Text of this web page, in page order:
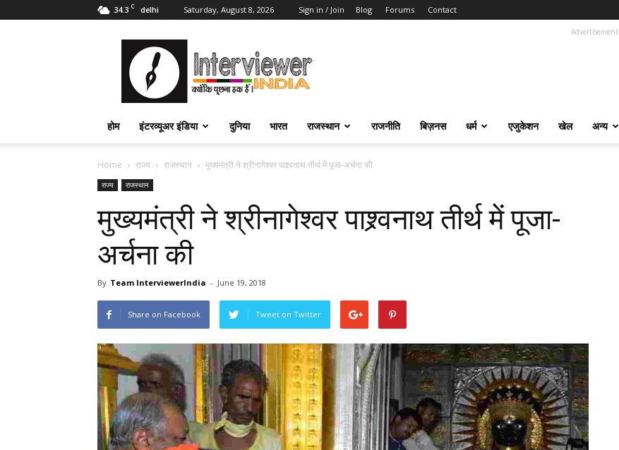
34.3 C delhi Saturday, August 8, 2026 Sign in / Join Blog Forums Contact
Interviewer
India
इंटरव्यूअर
इंडिया
Advertisement
होम इंटरव्यूअर इंडिया दुनिया भारत राजस्थान राजनीति बिज़नस धर्म एजुकेशन खेल अन्य
Home राज्य राजस्थान मुख्यमंत्री ने श्रीनागेश्वर पाश्र्वनाथ तीर्थ में पूजा-अर्चना की
राज्य राजस्थान
मुख्यमंत्री ने श्रीनागेश्वर पाश्र्वनाथ तीर्थ में पूजा-
अर्चना की
By Team InterviewerIndia - June 19, 2018
Share on Facebook Tweet on Twitter